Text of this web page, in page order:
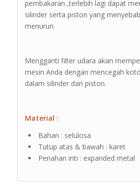
pembakaran ,terlebih lagi dapat
silinder serta piston yang
menurun.
Mengganti filter udara akan
mesin Anda dengan mencegah
dalam silinder dan piston.
Material :
Bahan : selulosa
Tutup atas & bawah : karet
Penahan inti : expanded metal